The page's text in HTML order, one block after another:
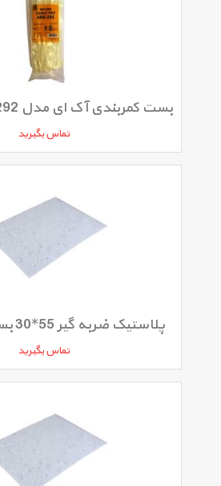
تماس بگیرید
پلاستیک ضربه گیر 55*30 بسته 25 عددی
تماس بگیرید